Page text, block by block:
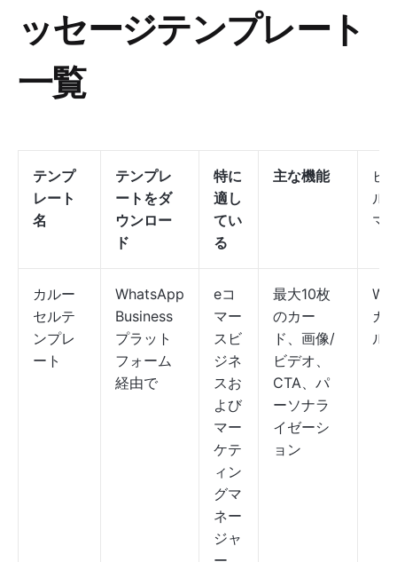
ッセージテンプレート
一覧
テンプ
レート
名
テンプレ
ートをダ
ウンロー
ド
特に
適し
てい
る
主な機能
ビ
ル
マ
カルー
セルテ
ンプレ
ート
WhatsApp
Business
プラット
フォーム
経由で
eコ
マー
スビ
ジネ
スお
よび
マー
ケテ
ィン
グマ
ネー
ジャ
最大10枚
のカー
ド、画像/
ビデオ、
CTA、パ
ーソナラ
イゼーシ
ョン
カ
ル